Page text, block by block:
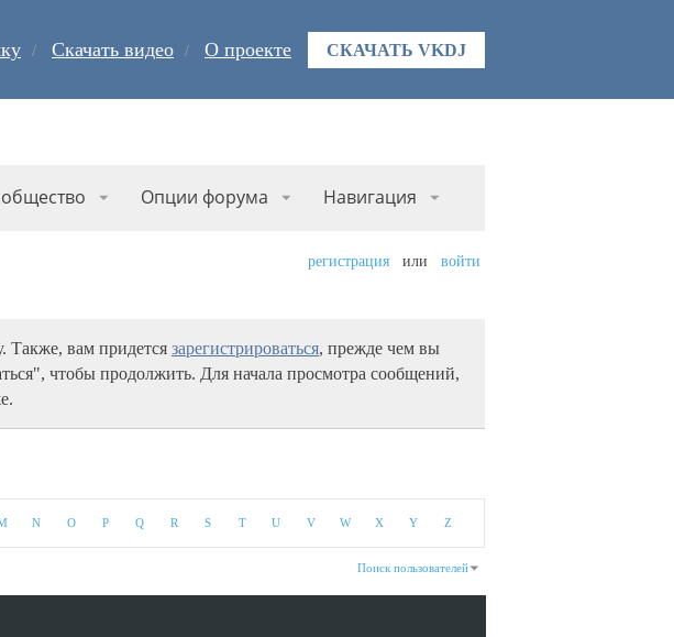
Скачать видео О проекте СКАЧАТЬ VKDJ
Опции форума Навигация
регистрация или войти
Также, вам придется зарегистрироваться, прежде чем вы
чтобы продолжить. Для начала просмотра сообщений,
N O P Q R S T U V W X Y Z
Поиск пользователей